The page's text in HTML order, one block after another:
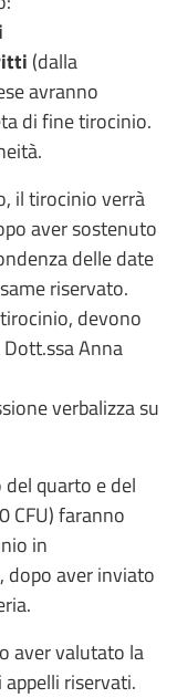
(dalla
avranno
di fine tirocinio.
il tirocinio verrà
aver sostenuto
delle date
riservato.
devono
Anna
verbalizza su
quarto e del
CFU) faranno
in
dopo aver inviato
aver valutato la
riservati.